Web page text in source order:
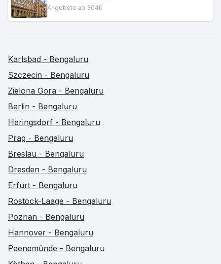
Angebote ab 304€
Karlsbad - Bengaluru
Szczecin - Bengaluru
Zielona Gora - Bengaluru
Berlin - Bengaluru
Heringsdorf - Bengaluru
Prag - Bengaluru
Breslau - Bengaluru
Dresden - Bengaluru
Erfurt - Bengaluru
Rostock-Laage - Bengaluru
Poznan - Bengaluru
Hannover - Bengaluru
Peenemünde - Bengaluru